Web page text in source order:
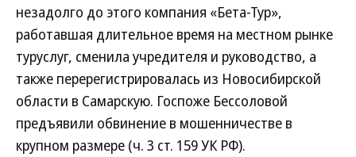
незадолго до этого компания «Бета-Тур»,
работавшая длительное время на местном рынке
туруслуг, сменила учредителя и руководство, а
также перерегистрировалась из Новосибирской
области в Самарскую. Госпоже Бессоловой
предъявили обвинение в мошенничестве в
крупном размере (ч. 3 ст. 159 УК РФ).